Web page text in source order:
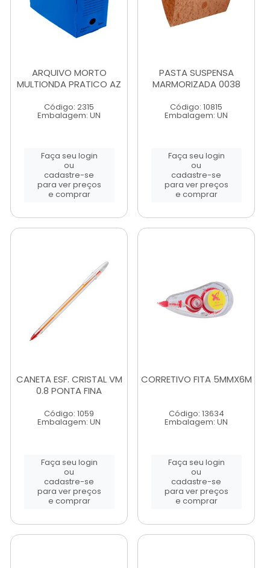
ARQUIVO MORTO
MULTIONDA PRATICO AZ
Código: 2315
Embalagem: UN
Faça seu login
ou
cadastre-se
para ver preços
e comprar
PASTA SUSPENSA
MARMORIZADA 0038
Código: 10815
Embalagem: UN
Faça seu login
ou
cadastre-se
para ver preços
e comprar
CANETA ESF. CRISTAL VM
0.8 PONTA FINA
Código: 1059
Embalagem: UN
Faça seu login
ou
cadastre-se
para ver preços
e comprar
CORRETIVO FITA 5MMX6M
Código: 13634
Embalagem: UN
Faça seu login
ou
cadastre-se
para ver preços
e comprar